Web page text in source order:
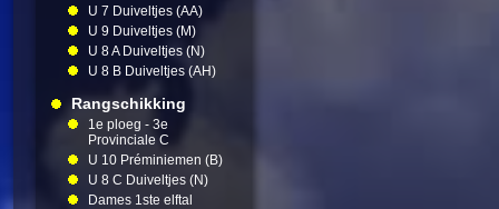
U 7 Duiveltjes (AA)
U 9 Duiveltjes (M)
U 8 A Duiveltjes (N)
U 8 B Duiveltjes (AH)
Rangschikking
1e ploeg - 3e
Provinciale C
U 10 Préminiemen (B)
U 8 C Duiveltjes (N)
Dames 1ste elftal